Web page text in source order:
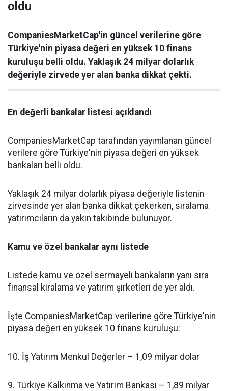
oldu
CompaniesMarketCap'in güncel verilerine göre
Türkiye'nin piyasa değeri en yüksek 10 finans
kuruluşu belli oldu. Yaklaşık 24 milyar dolarlık
değeriyle zirvede yer alan banka dikkat çekti.
En değerli bankalar listesi açıklandı
CompaniesMarketCap tarafından yayımlanan güncel
verilere göre Türkiye'nin piyasa değeri en yüksek
bankaları belli oldu.
Yaklaşık 24 milyar dolarlık piyasa değeriyle listenin
zirvesinde yer alan banka dikkat çekerken, sıralama
yatırımcıların da yakın takibinde bulunuyor.
Kamu ve özel bankalar aynı listede
Listede kamu ve özel sermayeli bankaların yanı sıra
finansal kiralama ve yatırım şirketleri de yer aldı.
İşte CompaniesMarketCap verilerine göre Türkiye'nin
piyasa değeri en yüksek 10 finans kuruluşu:
10. İş Yatırım Menkul Değerler – 1,09 milyar dolar
9. Türkiye Kalkınma ve Yatırım Bankası – 1,89 milyar